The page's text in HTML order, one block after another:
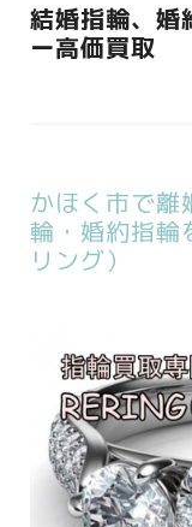
結婚指輪、婚
ー高価買取
かほく市で離
輪・婚約指輪
リング）